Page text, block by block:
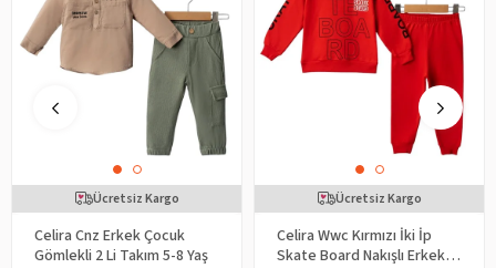
Celira Cnz Erkek Çocuk
Gömlekli 2 Li Takım 5-8 Yaş
Ücretsiz Kargo
Celira Wwc Kırmızı İki İp
Skate Board Nakışlı Erkek
Ücretsiz Kargo